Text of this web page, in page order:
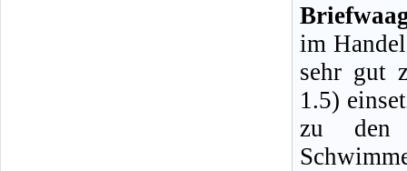
im
sehr gut
1.5)
zu den